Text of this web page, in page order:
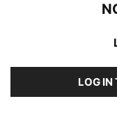
LOG IN